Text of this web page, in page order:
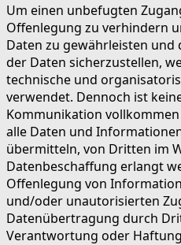
Um einen unbefugten
Offenlegung zu verhindern
Daten zu gewährleisten
der Daten sicherzustellen,
technische und
verwendet. Dennoch ist
Kommunikation vollkommen
alle Daten und
übermitteln, von Dritten im
Datenbeschaffung erlangt
Offenlegung von
und/oder unautorisierten
Datenübertragung durch
Verantwortung oder